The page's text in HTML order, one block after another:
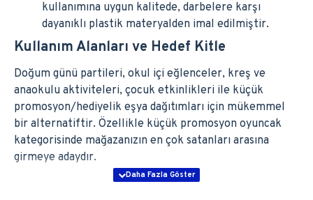
kullanımına uygun kalitede, darbelere karşı
dayanıklı plastik materyalden imal edilmiştir.
Kullanım Alanları ve Hedef Kitle
Doğum günü partileri, okul içi eğlenceler, kreş ve
anaokulu aktiviteleri, çocuk etkinlikleri ile küçük
promosyon/hediyelik eşya dağıtımları için mükemmel
bir alternatiftir. Özellikle küçük promosyon oyuncak
kategorisinde mağazanızın en çok satanları arasına
girmeye adaydır.